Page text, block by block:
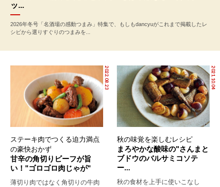
ッ...
2026年冬号「名酒場の感動つまみ」特集で、もしもdancyuがこれまで掲載したレ
シピから選りすぐりのつまみを...
2022.08.23
ステーキ肉でつくる迫力満点
の豪快おかず
甘辛の角切りビーフが旨
い！"ゴロゴロ肉じゃが"
薄切り肉ではなく角切りの牛肉
2021.10.04
秋の味覚を楽しむレシピ
まろやかな酸味の"さんまと
ブドウのバルサミコソテ
ー...
秋の食材を上手に使いこなし